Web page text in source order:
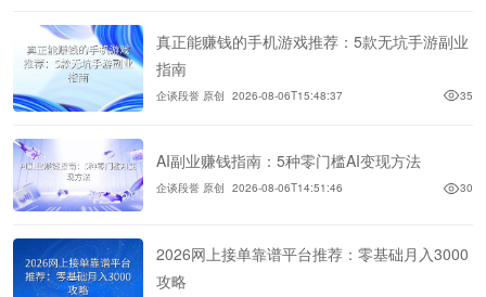
真正能赚钱的手机游戏推荐：5款无坑手游副业
指南
企谈段誉 原创 2026-08-06T15:48:37 35
AI副业赚钱指南：5种零门槛AI变现方法
企谈段誉 原创 2026-08-06T14:51:46 30
2026网上接单靠谱平台推荐：零基础月入3000
攻略